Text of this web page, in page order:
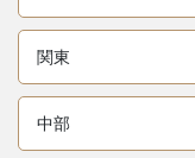
関東
中部